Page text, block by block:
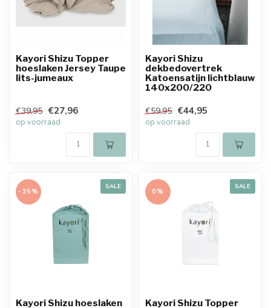
Kayori Shizu Topper
hoeslaken Jersey Taupe
lits-jumeaux
€39,95 €27,96
op voorraad
Kayori Shizu
dekbedovertrek
Katoensatijn lichtblauw
140x200/220
€59,95 €44,95
op voorraad
SALE
-35%
Kayori Shizu hoeslaken
SALE
0%
Kayori Shizu Topper